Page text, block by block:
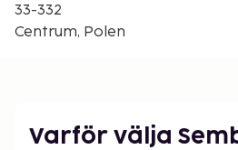
Passa på att dra nytta av
shopping på boendet och en
33-332
Centrum, Polen
Varför välja